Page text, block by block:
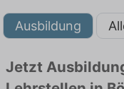
Ausbildung
Jetzt